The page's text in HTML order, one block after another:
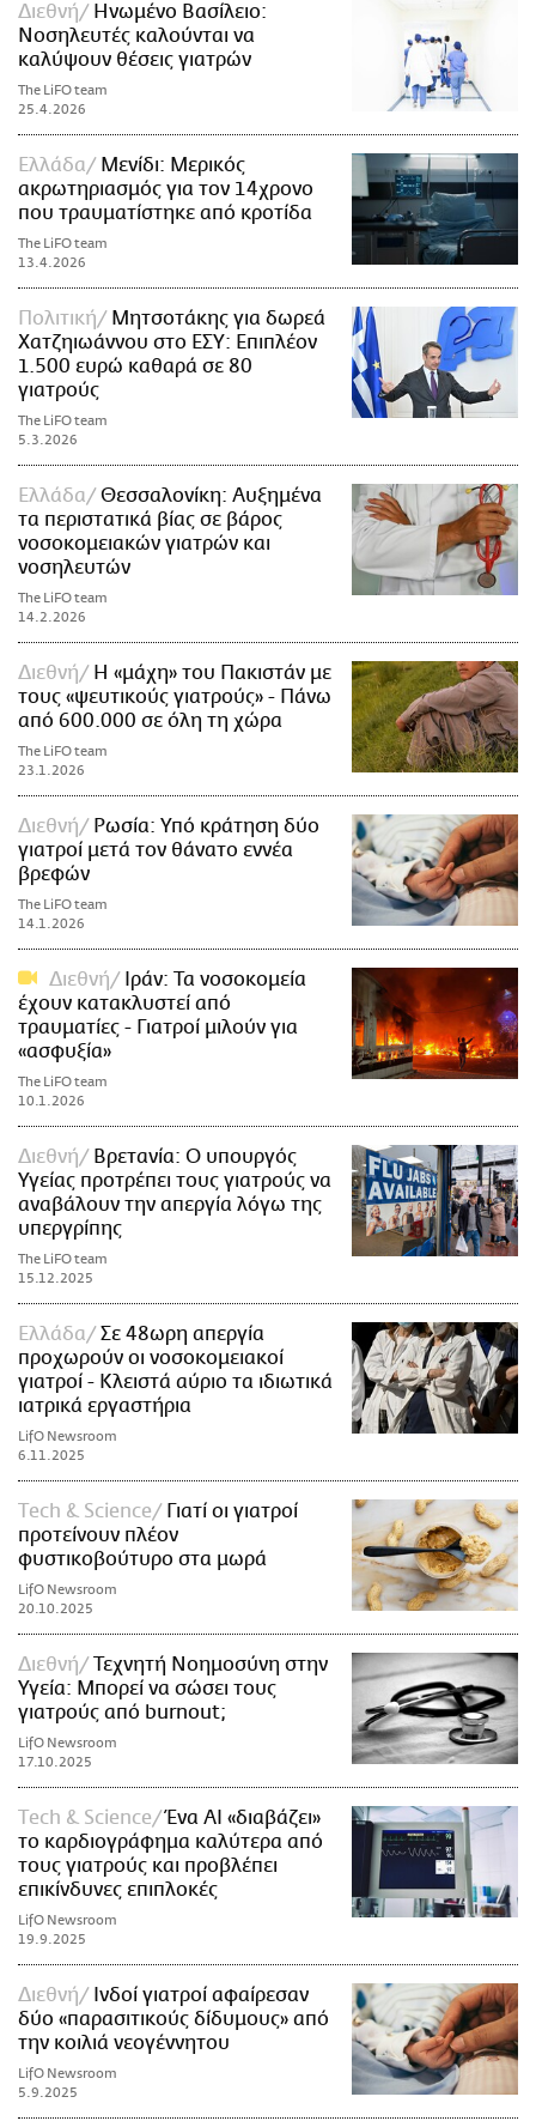
Διεθνή
Ηνωμένο Βασίλειο:
Νοσηλευτές καλούνται να
καλύψουν θέσεις γιατρών
The LiFO team
25.4.2026
Ελλάδα
Μενίδι: Μερικός
ακρωτηριασμός για τον 14χρονο
που τραυματίστηκε από κροτίδα
The LiFO team
13.4.2026
Πολιτική
Μητσοτάκης για δωρεά
Χατζηιωάννου στο ΕΣΥ: Επιπλέον
1.500 ευρώ καθαρά σε 80
γιατρούς
The LiFO team
5.3.2026
Ελλάδα
Θεσσαλονίκη: Αυξημένα
τα περιστατικά βίας σε βάρος
νοσοκομειακών γιατρών και
νοσηλευτών
The LiFO team
14.2.2026
Διεθνή
Η «μάχη» του Πακιστάν με
τους «ψευτικούς γιατρούς» - Πάνω
από 600.000 σε όλη τη χώρα
The LiFO team
23.1.2026
Διεθνή
Ρωσία: Υπό κράτηση δύο
γιατροί μετά τον θάνατο εννέα
βρεφών
The LiFO team
14.1.2026
Διεθνή
Ιράν: Τα νοσοκομεία
έχουν κατακλυστεί από
τραυματίες - Γιατροί μιλούν για
«ασφυξία»
The LiFO team
10.1.2026
Διεθνή
Βρετανία: Ο υπουργός
Υγείας προτρέπει τους γιατρούς να
αναβάλουν την απεργία λόγω της
υπεργρίπης
The LiFO team
15.12.2025
Ελλάδα
Σε 48ωρη απεργία
προχωρούν οι νοσοκομειακοί
γιατροί - Κλειστά αύριο τα ιδιωτικά
ιατρικά εργαστήρια
LifO Newsroom
6.11.2025
Τech & Science
Γιατί οι γιατροί
προτείνουν πλέον
φυστικοβούτυρο στα μωρά
LifO Newsroom
20.10.2025
Διεθνή
Τεχνητή Νοημοσύνη στην
Υγεία: Μπορεί να σώσει τους
γιατρούς από burnout;
LifO Newsroom
17.10.2025
Τech & Science
Ένα AI «διαβάζει»
το καρδιογράφημα καλύτερα από
τους γιατρούς και προβλέπει
επικίνδυνες επιπλοκές
LifO Newsroom
19.9.2025
Διεθνή
Ινδοί γιατροί αφαίρεσαν
δύο «παρασιτικούς δίδυμους» από
την κοιλιά νεογέννητου
LifO Newsroom
5.9.2025